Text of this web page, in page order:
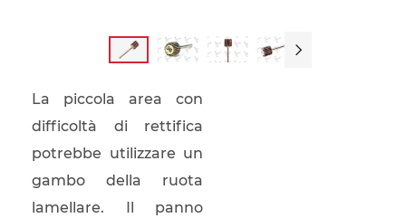

La piccola area con
difficoltà di rettifica
potrebbe utilizzare un
gambo della ruota
lamellare. Il panno